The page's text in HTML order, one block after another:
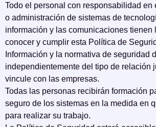
Todo el personal con responsabilidad en
o administración de sistemas de
información y las comunicaciones tienen
conocer y cumplir esta Política de
Información y la normativa de seguridad
independientemente del tipo de relación
vincule con las empresas.
Todas las personas recibirán formación
seguro de los sistemas en la medida en
para realizar su trabajo.